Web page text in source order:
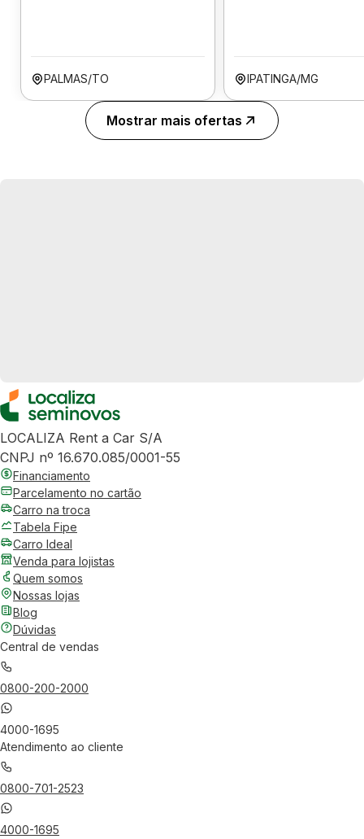
PALMAS/TO IPATINGA/MG
Mostrar mais ofertas
LOCALIZA Rent a Car S/A
CNPJ nº 16.670.085/0001-55
Financiamento
Parcelamento no cartão
Carro na troca
Tabela Fipe
Carro Ideal
Venda para lojistas
Quem somos
Nossas lojas
Blog
Dúvidas
Central de vendas
0800-200-2000
4000-1695
Atendimento ao cliente
0800-701-2523
4000-1695